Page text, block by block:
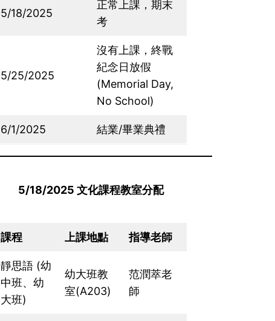
5/18/2025
正常上課，期末
考
5/25/2025
沒有上課，終戰
紀念日放假
(Memorial Day,
No School)
6/1/2025 結業/畢業典禮
5/18/2025文化課程教室分配
課程 上課地點 指導老師
靜思語 (幼
中班、幼
大班)
幼大班教
室(A203)
范潤萃老
師